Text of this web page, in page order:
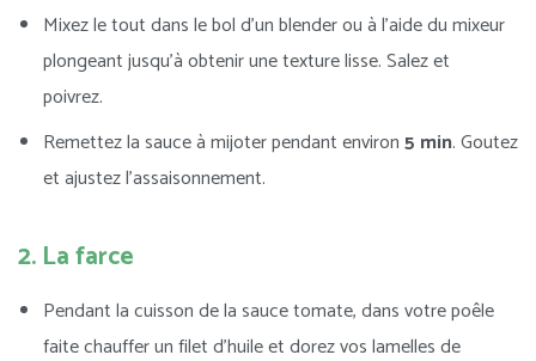
Mixez le tout dans le bol d’un blender ou à l’aide du mixeur
plongeant jusqu’à obtenir une texture lisse. Salez et
poivrez.
Remettez la sauce à mijoter pendant environ5 min. Goutez
et ajustez l’assaisonnement.
2. La farce
Pendant la cuisson de la sauce tomate, dans votre poêle
faite chauffer un filet d’huile et dorez vos lamelles de